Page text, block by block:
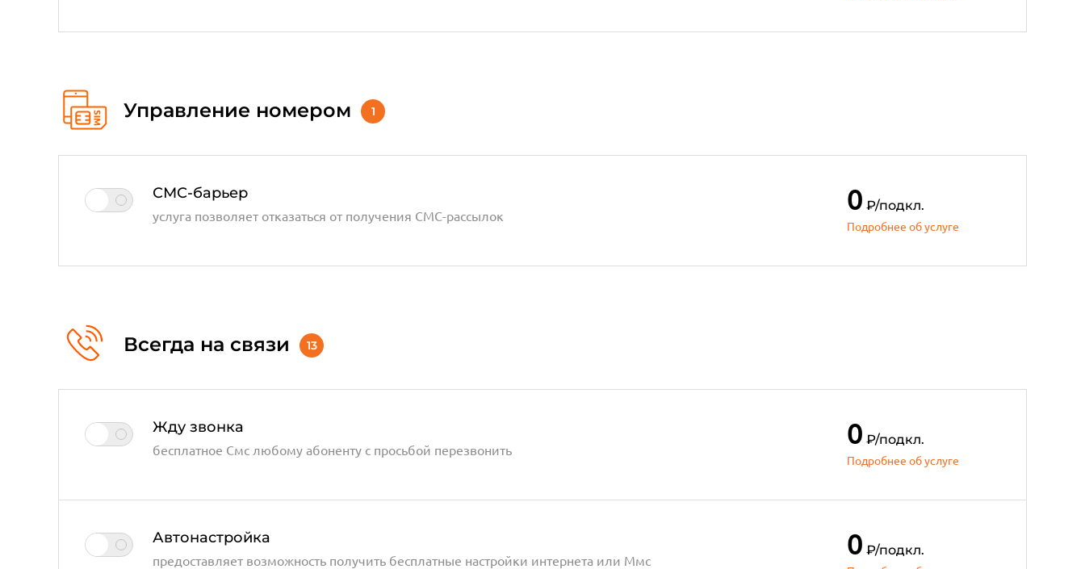
Управление номером 1
СМС-барьер
услуга позволяет отказаться от получения СМС-рассылок 0 ₽/подкл.
Подробнее об услуге
Всегда на связи 13
Жду звонка
бесплатное Смс любому абоненту с просьбой перезвонить 0 ₽/подкл.
Подробнее об услуге
Автонастройка
предоставляет возможность получить бесплатные настройки интернета или Ммс 0 ₽/подкл.